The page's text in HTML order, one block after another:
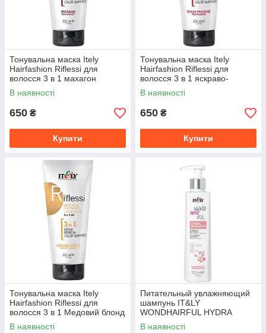
Тонувальна маска Itely
Hairfashion Riflessi для
волосся 3 в 1 махагон
MAHOGANY MOGANO, 200
мл
В наявності
650 ₴
Купити
Тонувальна маска Itely
Hairfashion Riflessi для
волосся 3 в 1 яскраво-
червоний ROSSO PASSION
RED, 200 мл
В наявності
650 ₴
Купити
Тонувальна маска Itely
Hairfashion Riflessi для
волосся 3 в 1 Медовий блонд
HONEY BLOND, 200 мл
В наявності
Питательный увлажняющий
шампунь IT&LY
WONDHAIRFUL HYDRA
SHAMPOO ITELY
В наявності